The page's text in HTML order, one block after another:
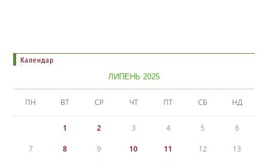
Календар
ЛИПЕНЬ 2025
ПН ВТ СР ЧТ ПТ СБ НД
1 2 3 4 5 6
7 8 9 10 11 12 13